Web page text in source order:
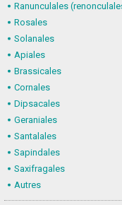
Ranunculales
Rosales
Solanales
Apiales
Brassicales
Cornales
Dipsacales
Geraniales
Santalales
Sapindales
Saxifragales
Autres